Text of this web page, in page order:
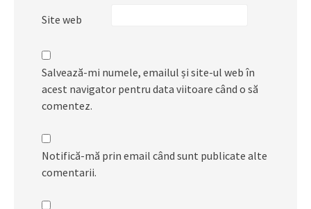
Site web
Salvează-mi numele, emailul și site-ul web în
acest navigator pentru data viitoare când o să
comentez.
Notifică-mă prin email când sunt publicate alte
comentarii.